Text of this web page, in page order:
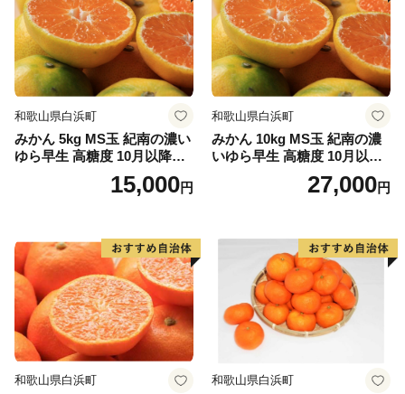
和歌山県白浜町
みかん 5kg MS玉 紀南の濃い
ゆら早生 高糖度 10月以降発
送 マルチ被覆栽培15,000円
和歌山県白浜町
みかん 10kg MS玉 紀南の濃
いゆら早生 高糖度 10月以降
発送 マルチ被覆栽培27,000円
和歌山県白浜町 和歌山県白浜町